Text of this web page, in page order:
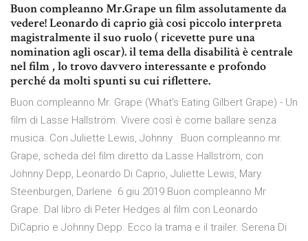
Buon compleanno Mr.Grape un film assolutamente da
vedere! Leonardo di caprio già cosi piccolo interpreta
magistralmente il suo ruolo ( ricevette pure una
nomination agli oscar). il tema della disabilità è centrale
nel film , lo trovo davvero interessante e profondo
perché da molti spunti su cui riflettere.
Buon compleanno Mr. Grape (What's Eating Gilbert Grape) - Un
film di Lasse Hallström. Vivere così è come ballare senza
musica. Con Juliette Lewis, Johnny Buon compleanno mr.
Grape, scheda del film diretto da Lasse Hallström, con
Johnny Depp, Leonardo Di Caprio, Juliette Lewis, Mary
Steenburgen, Darlene 6 giu 2019 Buon compleanno Mr
Grape. Dal libro di Peter Hedges al film con Leonardo
DiCaprio e Johnny Depp. Ecco la trama e il trailer. Serena Di